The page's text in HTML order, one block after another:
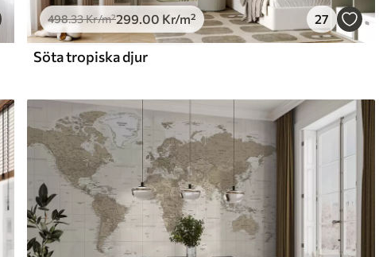
498.33Kr/m²299.00 Kr/m² 27
Söta tropiska djur